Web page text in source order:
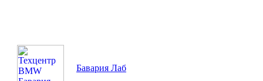
Бавария Лаб